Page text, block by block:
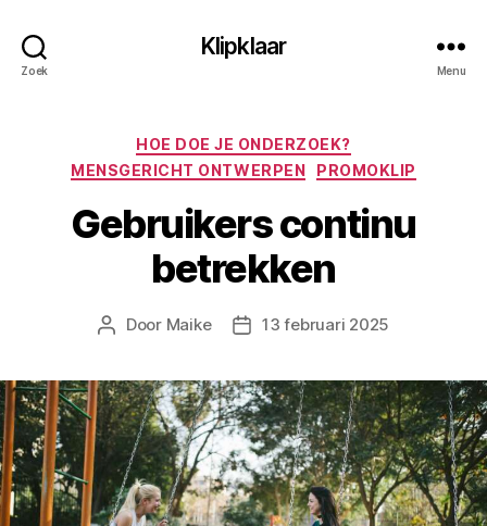
Zoek
Klipklaar
Menu
Categorieën
HOE DOE JE ONDERZOEK?
MENSGERICHT ONTWERPEN
PROMOKLIP
Gebruikers continu
betrekken
Berichtauteur
Door Maike Berichtdatum
13 februari 2025